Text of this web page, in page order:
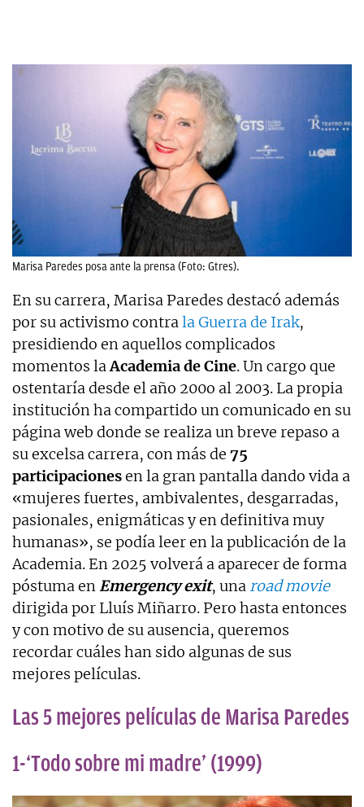
Marisa Paredes posa ante la prensa (Foto: Gtres).
En su carrera, Marisa Paredes destacó además
por su activismo contrala Guerra de Irak,
presidiendo en aquellos complicados
momentos laAcademia de Cine. Un cargo que
ostentaría desde el año 200o al 2003. La propia
institución ha compartido un comunicado en su
página web donde se realiza un breve repaso a
su excelsa carrera, con más de 75
participacionesen la gran pantalla dando vida a
«mujeres fuertes, ambivalentes, desgarradas,
pasionales, enigmáticas y en definitiva muy
humanas», se podía leer en la publicación de la
Academia. En 2025 volverá a aparecer de forma
póstuma enEmergency exit, una road movie
dirigida por Lluís Miñarro. Pero hasta entonces
y con motivo de su ausencia, queremos
recordar cuáles han sido algunas de sus
mejores películas.
Las 5 mejores películas de Marisa Paredes
1-‘Todo sobre mi madre’ (1999)